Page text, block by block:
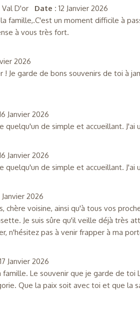
Val D'or Date : 12 Janvier 2026
famille,.C'est un moment difficile à
à vous très fort.
2026
Je garde de bons souvenirs de toi à
Janvier 2026
quelqu'un de simple et accueillant. J'ai
Janvier 2026
quelqu'un de simple et accueillant. J'ai
Janvier 2026
chère voisine, ainsi qu'à tous vos
Je suis sûre qu'il veille déjà très
n'hésitez pas à venir frapper à ma
17 Janvier 2026
famille. Le souvenir que je garde de
Que la paix soit avec toi et que la